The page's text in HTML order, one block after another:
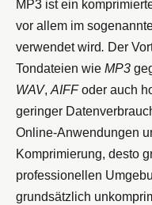
MP3 ist ein
vor allem im
verwendet wird. Der
Tondateien wieMP3
WAV,AIFFoder auch
geringer
Online-Anwendungen
Komprimierung, desto
professionellen
grundsätzlich